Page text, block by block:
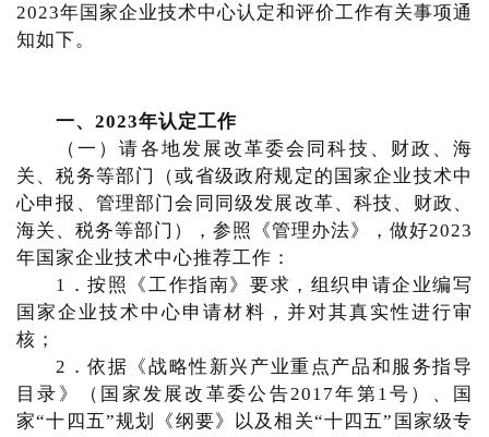
2023年国家企业技术中心认定和评价工作有关事项通
知如下。
一、2023年认定工作
（一）请各地发展改革委会同科技、财政、海
关、税务等部门（或省级政府规定的国家企业技术中
心申报、管理部门会同同级发展改革、科技、财政、
海关、税务等部门），参照《管理办法》，做好2023
年国家企业技术中心推荐工作：
1．按照《工作指南》要求，组织申请企业编写
国家企业技术中心申请材料，并对其真实性进行审
核；
2．依据《战略性新兴产业重点产品和服务指导
目录》（国家发展改革委公告2017年第1号）、国
家“十四五”规划《纲要》以及相关“十四五”国家级专